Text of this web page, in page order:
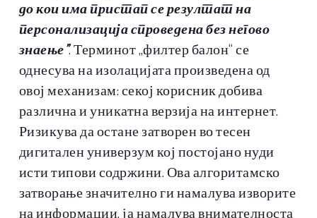
до кои има пристап се резултат на
персонализација спроведена без негово
знаење”. Терминот „филтер балон“ се
однесува на изолацијата произведена од
овој механизам: секој корисник добива
различна и уникатна верзија на интернет.
Ризикува да остане затворен во тесен
дигитален универзум кој постојано нуди
исти типови содржини. Ова алгоритамско
затворање значително ги намалува изворите
на информации, ја намалува внимателноста